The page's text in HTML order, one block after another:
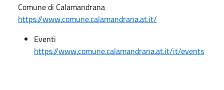
Comune di Calamandrana
https://www.comune.calamandrana.at.it/
Eventi
https://www.comune.calamandrana.at.it/it/events